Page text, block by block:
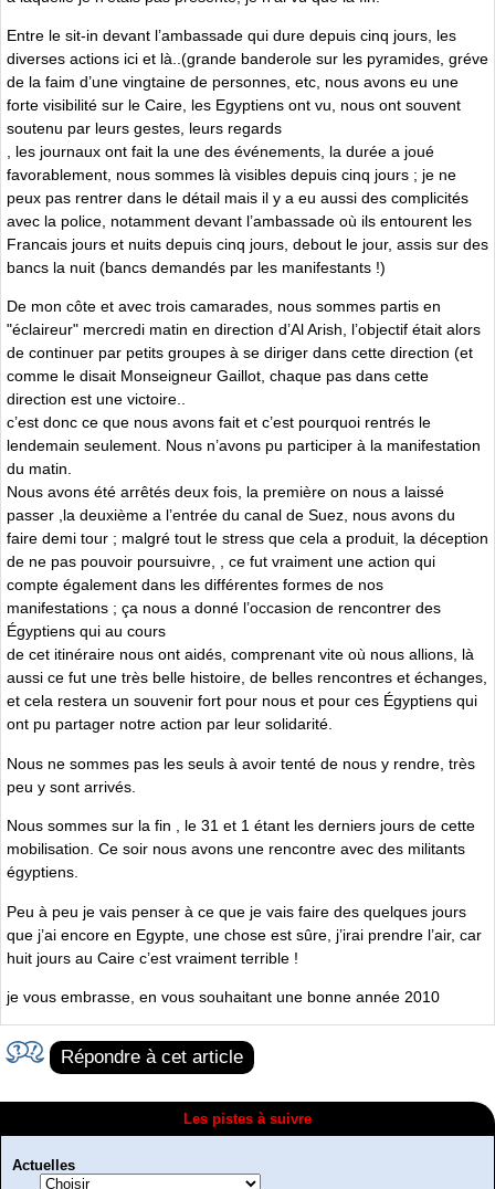
Entre le sit-in devant l’ambassade qui dure depuis cinq jours, les
diverses actions ici et là..(grande banderole sur les pyramides, gréve
de la faim d’une vingtaine de personnes, etc, nous avons eu une
forte visibilité sur le Caire, les Egyptiens ont vu, nous ont souvent
soutenu par leurs gestes, leurs regards
, les journaux ont fait la une des événements, la durée a joué
favorablement, nous sommes là visibles depuis cinq jours ; je ne
peux pas rentrer dans le détail mais il y a eu aussi des complicités
avec la police, notamment devant l’ambassade où ils entourent les
Francais jours et nuits depuis cinq jours, debout le jour, assis sur des
bancs la nuit (bancs demandés par les manifestants !)
De mon côte et avec trois camarades, nous sommes partis en
"éclaireur" mercredi matin en direction d’Al Arish, l’objectif était alors
de continuer par petits groupes à se diriger dans cette direction (et
comme le disait Monseigneur Gaillot, chaque pas dans cette
direction est une victoire..
c’est donc ce que nous avons fait et c’est pourquoi rentrés le
lendemain seulement. Nous n’avons pu participer à la manifestation
du matin.
Nous avons été arrêtés deux fois, la première on nous a laissé
passer ,la deuxième a l’entrée du canal de Suez, nous avons du
faire demi tour ; malgré tout le stress que cela a produit, la déception
de ne pas pouvoir poursuivre, , ce fut vraiment une action qui
compte également dans les différentes formes de nos
manifestations ; ça nous a donné l’occasion de rencontrer des
Égyptiens qui au cours
de cet itinéraire nous ont aidés, comprenant vite où nous allions, là
aussi ce fut une très belle histoire, de belles rencontres et échanges,
et cela restera un souvenir fort pour nous et pour ces Égyptiens qui
ont pu partager notre action par leur solidarité.
Nous ne sommes pas les seuls à avoir tenté de nous y rendre, très
peu y sont arrivés.
Nous sommes sur la fin , le 31 et 1 étant les derniers jours de cette
mobilisation. Ce soir nous avons une rencontre avec des militants
égyptiens.
Peu à peu je vais penser à ce que je vais faire des quelques jours
que j’ai encore en Egypte, une chose est sûre, j’irai prendre l’air, car
huit jours au Caire c’est vraiment terrible !
je vous embrasse, en vous souhaitant une bonne année 2010
Répondre à cet article
Les pistes à suivre
Actuelles